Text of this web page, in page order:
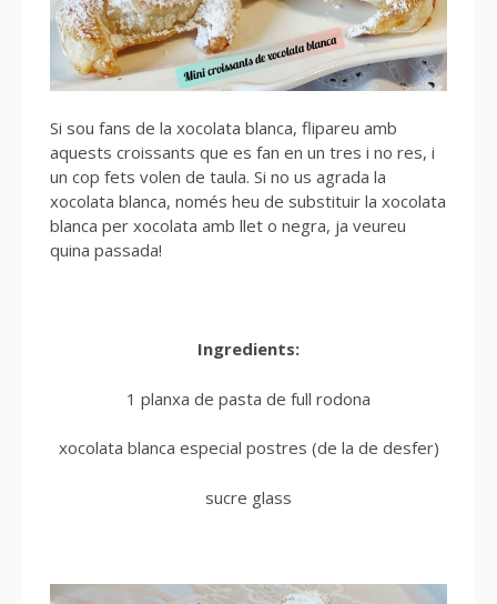
Si sou fans de la xocolata blanca, flipareu amb
aquests croissants que es fan en un tres i no res, i
un cop fets volen de taula. Si no us agrada la
xocolata blanca, només heu de substituir la xocolata
blanca per xocolata amb llet o negra, ja veureu
quina passada!
Ingredients:
1 planxa de pasta de full rodona
xocolata blanca especial postres (de la de desfer)
sucre glass